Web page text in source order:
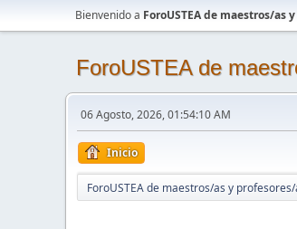
Bienvenido a ForoUSTEA de maestros/as
ForoUSTEA de
06 Agosto, 2026, 01:54:10 AM
Inicio
ForoUSTEA de maestros/as y